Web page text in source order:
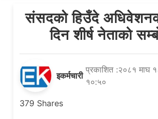
संसदको हिउँदे
दिन शीर्ष नेताको
इकर्मचारी
प्रकाशित :२०८१ माघ
१०:५०
379 Shares